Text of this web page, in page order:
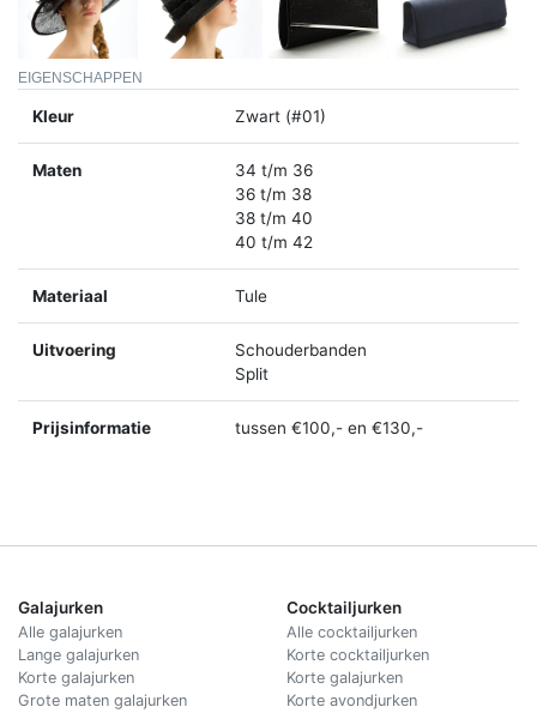
EIGENSCHAPPEN
Kleur Zwart (#01)
Maten
34 t/m 36
36 t/m 38
38 t/m 40
40 t/m 42
Materiaal Tule
Uitvoering
Schouderbanden
Split
Prijsinformatie tussen €100,- en €130,-
Galajurken
Alle galajurken
Lange galajurken
Korte galajurken
Grote maten galajurken
Cocktailjurken
Alle cocktailjurken
Korte cocktailjurken
Korte galajurken
Korte avondjurken